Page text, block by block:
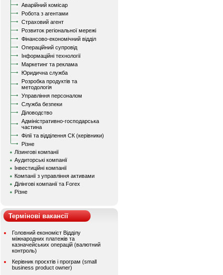
Аварійний комісар
Робота з агентами
Страховий агент
Розвиток регіональної мережі
Фінансово-економічний відділ
Операційний супровід
Інформаційні технології
Маркетинг та реклама
Юридична служба
Розробка продуктів та
методологія
Управління персоналом
Служба безпеки
Діловодство
Адміністративно-господарська
частина
Філії та відділення СК (керівники)
Різне
Лізингові компанії
Аудиторські компанії
Інвестиційні компанії
Компанії з управління активами
Ділінгові компанії та Forex
Різне
Термінові вакансії
Головний економіст Відділу
міжнародних платежів та
казначейських операцій (валютний
контроль)
Керівник проєктів і програм (small
business product owner)